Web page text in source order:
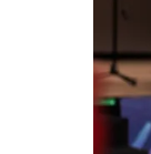
ЗА НАС